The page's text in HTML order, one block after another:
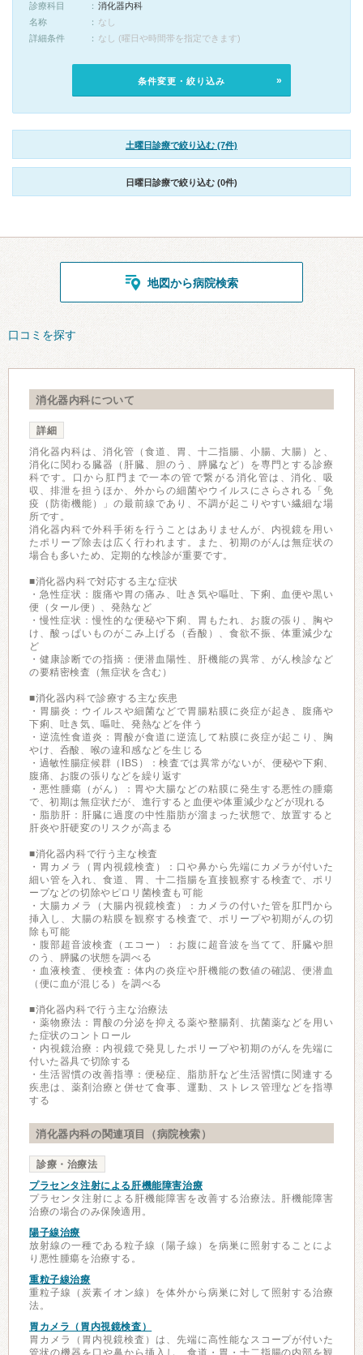
診療科目
消化器内科
名称
なし
詳細条件
なし (曜日や時間帯を指定できます)
条件変更・絞り込み
土曜日診療で絞り込む (7件)
日曜日診療で絞り込む (0件)
地図から病院検索
口コミを探す
消化器内科について
詳細
消化器内科は、消化管（食道、胃、十二指腸、小腸、大腸）と、
消化に関わる臓器（肝臓、胆のう、膵臓など）を専門とする診療
科です。口から肛門まで一本の管で繋がる消化管は、消化、吸
収、排泄を担うほか、外からの細菌やウイルスにさらされる「免
疫（防衛機能）」の最前線であり、不調が起こりやすい繊細な場
所です。
消化器内科で外科手術を行うことはありませんが、内視鏡を用い
たポリープ除去は広く行われます。また、初期のがんは無症状の
場合も多いため、定期的な検診が重要です。
■消化器内科で対応する主な症状
・急性症状：腹痛や胃の痛み、吐き気や嘔吐、下痢、血便や黒い
便（タール便）、発熱など
・慢性症状：慢性的な便秘や下痢、胃もたれ、お腹の張り、胸や
け、酸っぱいものがこみ上げる（呑酸）、食欲不振、体重減少な
ど
・健康診断での指摘：便潜血陽性、肝機能の異常、がん検診など
の要精密検査（無症状を含む）
■消化器内科で診療する主な疾患
・胃腸炎：ウイルスや細菌などで胃腸粘膜に炎症が起き、腹痛や
下痢、吐き気、嘔吐、発熱などを伴う
・逆流性食道炎：胃酸が食道に逆流して粘膜に炎症が起こり、胸
やけ、呑酸、喉の違和感などを生じる
・過敏性腸症候群（IBS）：検査では異常がないが、便秘や下痢、
腹痛、お腹の張りなどを繰り返す
・悪性腫瘍（がん）：胃や大腸などの粘膜に発生する悪性の腫瘍
で、初期は無症状だが、進行すると血便や体重減少などが現れる
・脂肪肝：肝臓に過度の中性脂肪が溜まった状態で、放置すると
肝炎や肝硬変のリスクが高まる
■消化器内科で行う主な検査
・胃カメラ（胃内視鏡検査）：口や鼻から先端にカメラが付いた
細い管を入れ、食道、胃、十二指腸を直接観察する検査で、ポリ
ープなどの切除やピロリ菌検査も可能
・大腸カメラ（大腸内視鏡検査）：カメラの付いた管を肛門から
挿入し、大腸の粘膜を観察する検査で、ポリープや初期がんの切
除も可能
・腹部超音波検査（エコー）：お腹に超音波を当てて、肝臓や胆
のう、膵臓の状態を調べる
・血液検査、便検査：体内の炎症や肝機能の数値の確認、便潜血
（便に血が混じる）を調べる
■消化器内科で行う主な治療法
・薬物療法：胃酸の分泌を抑える薬や整腸剤、抗菌薬などを用い
た症状のコントロール
・内視鏡治療：内視鏡で発見したポリープや初期のがんを先端に
付いた器具で切除する
・生活習慣の改善指導：便秘症、脂肪肝など生活習慣に関連する
疾患は、薬剤治療と併せて食事、運動、ストレス管理などを指導
する
消化器内科の関連項目（病院検索）
診療・治療法
プラセンタ注射による肝機能障害治療
プラセンタ注射による肝機能障害を改善する治療法。肝機能障害
治療の場合のみ保険適用。
陽子線治療
放射線の一種である粒子線（陽子線）を病巣に照射することによ
り悪性腫瘍を治療する。
重粒子線治療
重粒子線（炭素イオン線）を体外から病巣に対して照射する治療
法。
胃カメラ（胃内視鏡検査）
胃カメラ（胃内視鏡検査）は、先端に高性能なスコープが付いた
管状の機器を口や鼻から挿入し、食道・胃・十二指腸の内部を観